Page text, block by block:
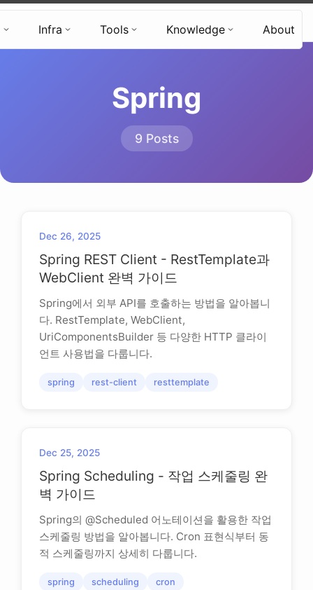
Hyun's Tech Blog
Infra Tools Knowledge About
Spring
9 Posts
Dec 26, 2025
Spring REST Client - RestTemplate과
WebClient 완벽 가이드
Spring에서 외부 API를 호출하는 방법을 알아봅니
다. RestTemplate, WebClient,
UriComponentsBuilder 등 다양한 HTTP 클라이
언트 사용법을 다룹니다.
spring rest-client resttemplate
Dec 25, 2025
Spring Scheduling - 작업 스케줄링 완
벽 가이드
Spring의 @Scheduled 어노테이션을 활용한 작업
스케줄링 방법을 알아봅니다. Cron 표현식부터 동
적 스케줄링까지 상세히 다룹니다.
spring scheduling cron